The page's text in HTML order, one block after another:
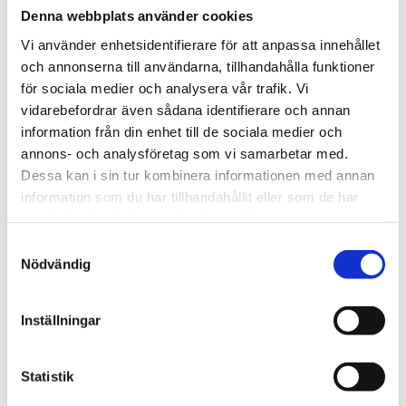
Denna webbplats använder cookies
Vi använder enhetsidentifierare för att anpassa innehållet
och annonserna till användarna, tillhandahålla funktioner
för sociala medier och analysera vår trafik. Vi
vidarebefordrar även sådana identifierare och annan
information från din enhet till de sociala medier och
annons- och analysföretag som vi samarbetar med.
Dessa kan i sin tur kombinera informationen med annan
information som du har tillhandahållit eller som de har
Nödvändig
Inställningar
Statistik
THULE DOCKGRIP
Horisontell kajakhållare
2 495kr
THULE HULL-A-PORT
POPULÄRAST!
Lägg